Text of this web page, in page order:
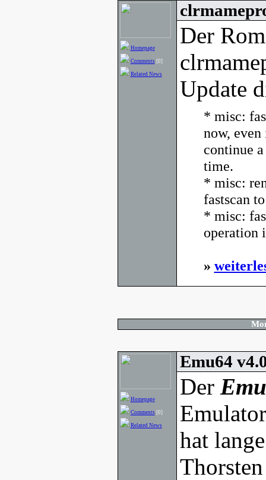
Homepage
Comments [0]
Related News
Der
Update
* misc:
now,
continue
time.
* misc:
fastscan
* misc:
operation
»
Homepage
Comments [0]
Related News
Emu64
Der
hat